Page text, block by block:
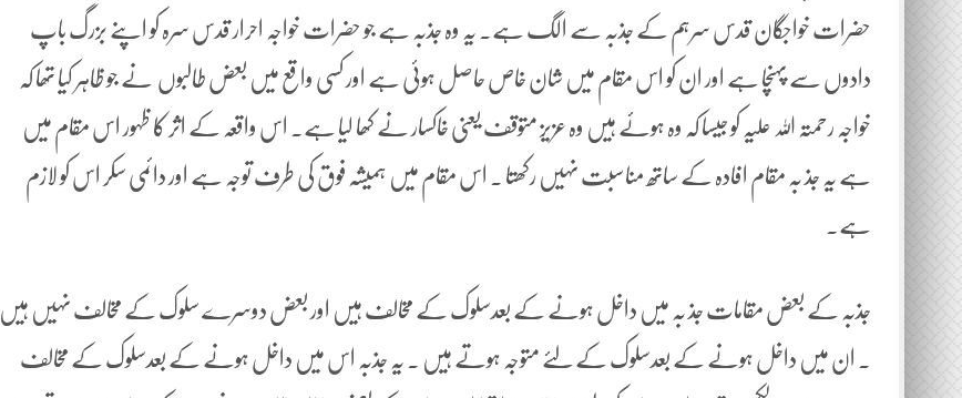
حضرات خواجگان قدس سرہم کے جذبہ سے الگ ہے۔ یہ وہ جذبہ ہے جو حضرات خواجہ احرار قدس سرہ کو اپنے بزرگ باپ
دادوں سے پہنچا ہے اور ان کو اس مقام میں شان خاص حاصل ہوئی ہے اور کسی واقع میں بعض طالبوں نے جو ظاہر کیا تھا کہ
خواجہ رحمتہ اللہ علیہ کو جیسا کہ وہ ہوئے ہیں وہ عزیز متوقف یعنی خاکسار نے کھا لیا ہے۔ اس واقعہ کے اثر کا ظہور اس مقام میں
ہے یہ جذ بہ مقام افادہ کے ساتھ مناسبت نہیں رکھتا ۔ اس مقام میں ہمیشہ فوق کی طرف توجہ ہے اور دائمی سکر اس کو لازم
ہے۔
جذبہ کے بعض مقامات جذ بہ میں داخل ہونے کے بعدسلوک کے مخالف ہیں اور بعض دوسرے سلوک کے مخالف نہیں ہیں
۔ ان میں داخل ہونے کے بعدسلوک کے لئے متوجہ ہوتے ہیں ۔ یہ جذبہ اس میں داخل ہونے کے بعدسلوک کے مخالف